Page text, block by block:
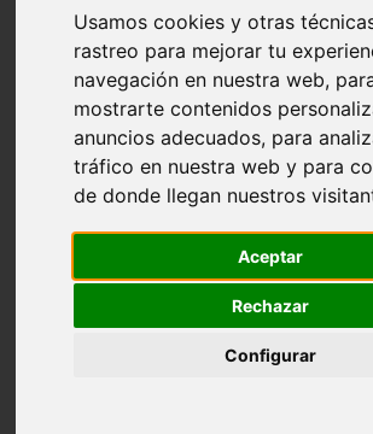
Usamos cookies y otras
rastreo para mejorar tu
navegación en nuestra web,
mostrarte contenidos
anuncios adecuados, para
tráfico en nuestra web y para
de donde llegan nuestros
Aceptar
Rechazar
Configurar
mantenimiento
aves
marketing
bienestar
peque os mam feros
verano
legislaci n
peluquer a
accesorios
peluquer a canina
complementos
comportamiento